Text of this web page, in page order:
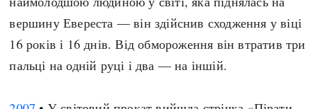
вершину Евереста — він здійснив сходження у віці
16 років і 16 днів. Від обмороження він втратив три
пальці на одній руці і два — на іншій.